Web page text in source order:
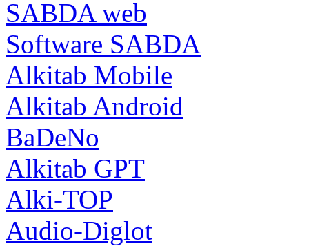
SABDA web
Software SABDA
Alkitab Mobile
Alkitab Android
BaDeNo
Alkitab GPT
Alki-TOP
Audio-Diglot